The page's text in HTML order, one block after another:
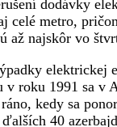
dodávky
celé metro,
až najskôr vo
elektrickej
v roku 1991 sa v
kedy sa
40